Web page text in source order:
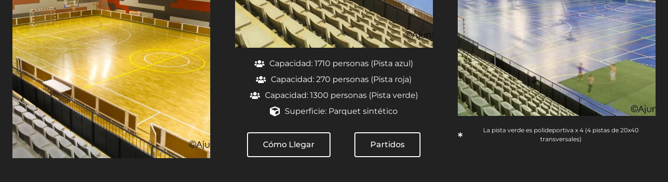
Capacidad: 1710 personas (Pista azul)
Capacidad: 270 personas (Pista roja)
Capacidad: 1300 personas (Pista verde)
Superficie: Parquet sintético
Cómo Llegar Partidos
La pista verde es polideportiva x 4 (4 pistas de 20x40
transversales)